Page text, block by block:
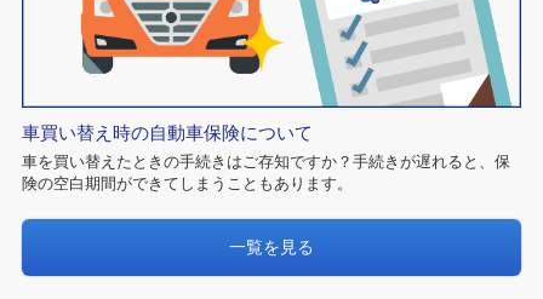
車買い替え時の自動車保険について
車を買い替えたときの手続きはご存知ですか？手続きが遅れると、保
険の空白期間ができてしまうこともあります。
一覧を見る